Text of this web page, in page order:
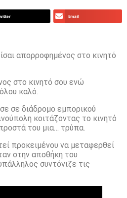
Email
απορροφημένος στο κινητό
στο κινητό σου ενώ
καλό.
σε διάδρομο εμπορικού
κοιτάζοντας το κινητό
του μια… τρύπα.
προκειμένου να μεταφερθεί
στην αποθήκη του
συντόνιζε τις